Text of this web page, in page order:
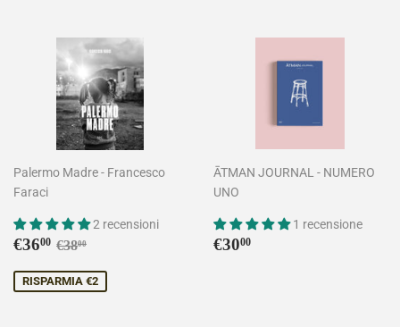
Palermo Madre - Francesco
Faraci
2 recensioni
Prezzo
€3600 €36,00
Prezzo di listino
€3800
RISPARMIA €2
ĀTMAN JOURNAL - NUMERO
UNO
1 recensione
Prezzo
€3000